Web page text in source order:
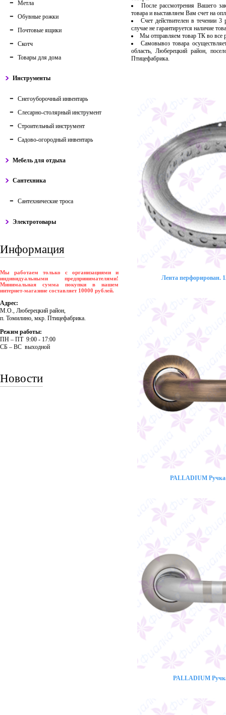
Метла
Обувные рожки
Почтовые ящики
Скотч
Товары для дома
Инструменты
Снегоуборочный инвентарь
Слесарно-столярный инструмент
Строительный инструмент
Садово-огородный инвентарь
Мебель для отдыха
Сантехника
Сантехнические троса
Электротовары
Информация
Мы работаем только с организациями и
индивидуальными предпринимателями!
Минимальная сумма покупки в нашем
интернет-магазине составляет 10000 рублей.
Адрес:
М.О., Люберецкий район,
п. Томилино, мкр. Птицефабрика.
Режим работы:
ПH – ПT 9:00 - 17:00
CБ – BC выходной
Новости
После рассмотрения Вашего
товара и выставляем Вам счет на
Счет действителен в течении
случае не гарантируется наличие
Мы отправляем товар ТК во
Самовывоз товара
область, Люберецкий район,
Птицефабрика.
Лента перфорирован.
PALLADIUM Ручка
PALLADIUM